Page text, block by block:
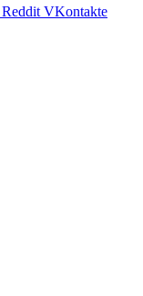
Reddit VKontakte